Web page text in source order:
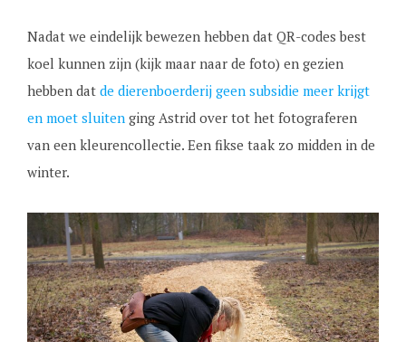
Nadat we eindelijk bewezen hebben dat QR-codes best
koel kunnen zijn (kijk maar naar de foto) en gezien
hebben dat de dierenboerderij geen subsidie meer krijgt
en moet sluitenging Astrid over tot het fotograferen
van een kleurencollectie. Een fikse taak zo midden in de
winter.